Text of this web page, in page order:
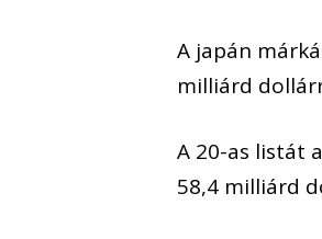
A japán
milliárd
A 20-as listát
58,4 milliárd